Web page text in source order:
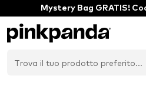
Mystery Bag GRATIS!